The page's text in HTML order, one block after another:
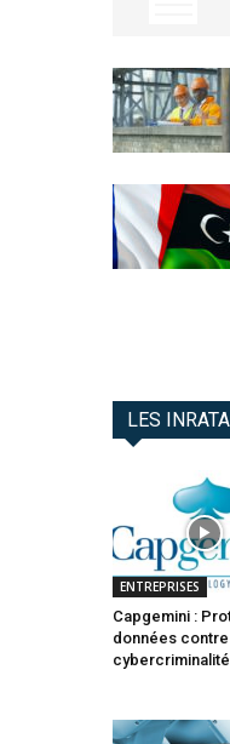
LES
ENTREPRISES
Capgemini :
données
cybercriminalité